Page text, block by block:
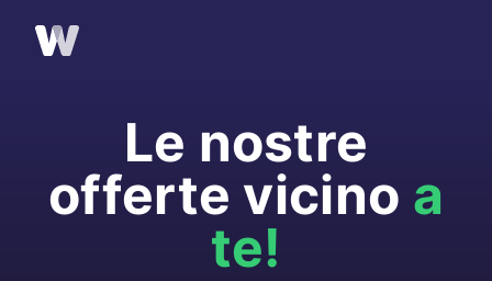
Le nostre
offerte vicino a
te!